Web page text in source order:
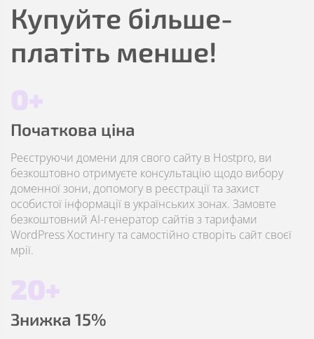
Купуйте більше-
платіть менше!
0+
Початкова ціна
Реєструючи домени для свого сайту в Hostpro, ви
безкоштовно отримуєте консультацію щодо вибору
доменної зони, допомогу в реєстрації та захист
особистої інформації в українських зонах. Замовте
безкоштовний AI-генератор сайтів з тарифами
WordPress Хостингу та самостійно створіть сайт своєї
мрії.
20+
Знижка 15%